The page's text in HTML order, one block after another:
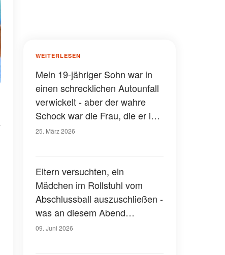
WEITERLESEN
Mein 19-jähriger Sohn war in
einen schrecklichen Autounfall
verwickelt - aber der wahre
Schock war die Frau, die er im
Auto hatte
25. März 2026
Eltern versuchten, ein
Mädchen im Rollstuhl vom
Abschlussball auszuschließen -
was an diesem Abend
geschah, war pures Karma
09. Juni 2026